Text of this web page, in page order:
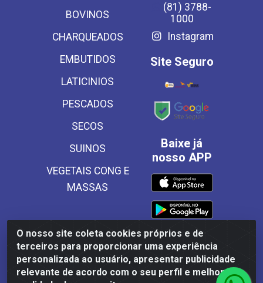
O nosso site coleta cookies próprios e de
terceiros para proporcionar uma experiência
personalizada ao usuário, apresentar publicidade
relevante de acordo com o seu perfil e melhorar a
BOVINOS
CHARQUEADOS
EMBUTIDOS
LATICINIOS
PESCADOS
SECOS
SUINOS
VEGETAIS CONG E
MASSAS
(81) 3788-
1000
Instagram
Site Seguro
Baixe já
nosso APP
Frinscal - Distribuidora e Importadora de Alimentos LTDA -
Rodovia BR 101 Sul Km 187, 310 Galpão - Santa Rosa,
Palmares/PE - CEP 55540-000 - CNPJ 03.504.437/0001-50